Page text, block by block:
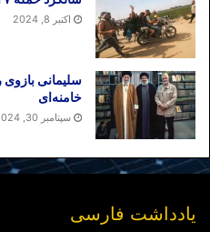
اکتبر 8, 2024
سلیمانی
خامنه‌ای
سپتامبر 30, 2024
یادداشت فارسی